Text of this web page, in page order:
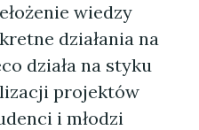
wiedzy
działania na
działa na styku
projektów
i młodzi